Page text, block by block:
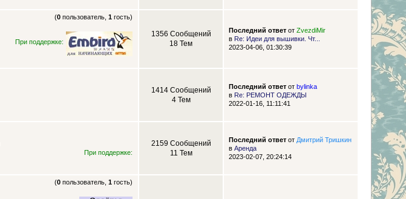
(0 пользователь,1 гость)
При поддержке:
1356 Сообщений
18 Тем
Последний ответот ZvezdiMir
в Re: Идеи для вышивки. Чт...
2023-04-06, 01:30:39
1414 Сообщений
4 Тем
Последний ответот bylinka
в Re: РЕМОНТ ОДЕЖДЫ
2022-01-16, 11:11:41
При поддержке:
2159 Сообщений
11 Тем
Последний ответот Дмитрий Тришкин
в Аренда
2023-02-07, 20:24:14
(0 пользователь,1 гость)